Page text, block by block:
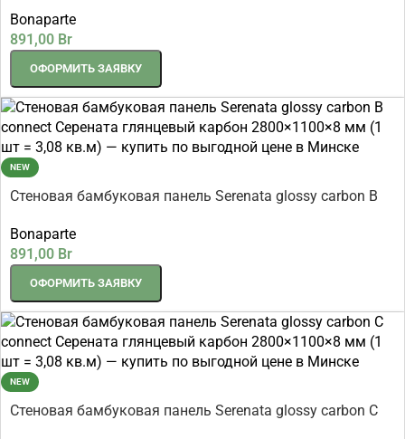
шт = 3,024 кв.м)
Bonaparte
891,00 Br
ОФОРМИТЬ ЗАЯВКУ
NEW
Стеновая бамбуковая панель Serenata glossy carbon B
шт = 3,08 кв.м)
Bonaparte
891,00 Br
ОФОРМИТЬ ЗАЯВКУ
NEW
Стеновая бамбуковая панель Serenata glossy carbon C